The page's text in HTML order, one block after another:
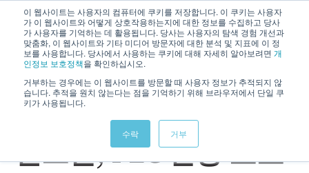
이 웹사이트는 사용자의 컴퓨터에 쿠키를 저장합니다. 이 쿠키는 사용자
가 이 웹사이트와 어떻게 상호작용하는지에 대한 정보를 수집하고 당사
가 사용자를 기억하는 데 활용됩니다. 당사는 사용자의 탐색 경험 개선과
맞춤화, 이 웹사이트와 기타 미디어 방문자에 대한 분석 및 지표에 이 정
보를 사용합니다. 당사에서 사용하는 쿠키에 대해 자세히 알아보려면 개
인정보 보호정책을 확인하십시오.
거부하는 경우에는 이 웹사이트를 방문할 때 사용자 정보가 추적되지 않
습니다. 추적을 원치 않는다는 점을 기억하기 위해 브라우저에서 단일 쿠
키가 사용됩니다.
수락 거부
기본
Feb 25, 2025 10:23:36 AM
센스톤, PLC 인증 고도